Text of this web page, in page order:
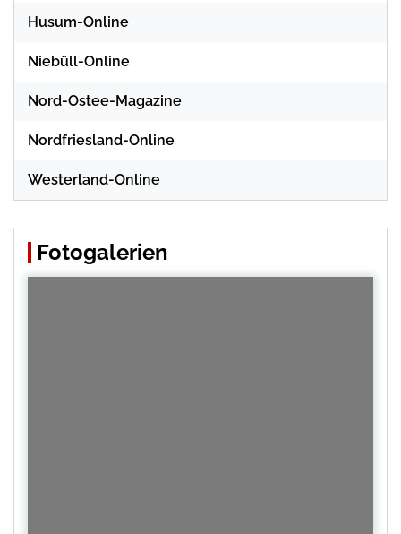
Husum-Online
Niebüll-Online
Nord-Ostee-Magazine
Nordfriesland-Online
Westerland-Online
Fotogalerien